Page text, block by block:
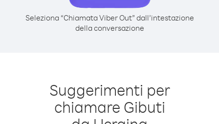
Seleziona “Chiamata Viber Out” dall’intestazione
della conversazione
Suggerimenti per
chiamare Gibuti